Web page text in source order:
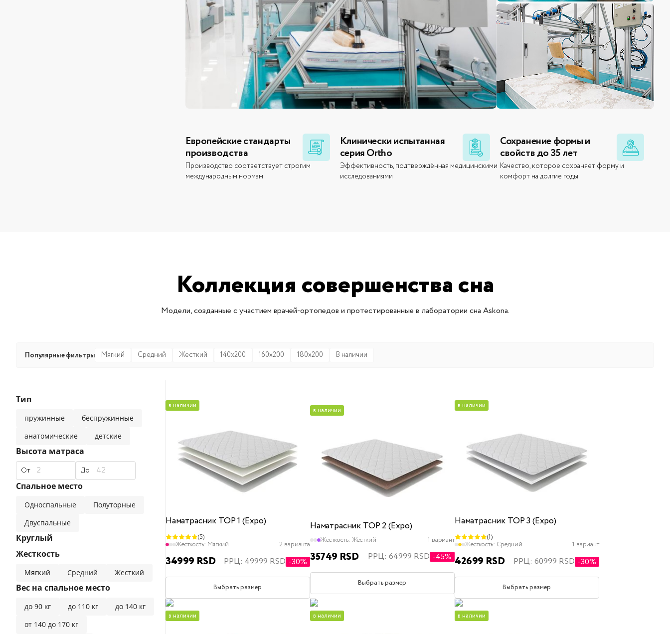
Европейские стандарты
производства
Производство соответствует строгим
международным нормам
Клинически испытанная
серия Ortho
Эффективность, подтверждённая медицинскими
исследованиями
Сохранение формы и
свойств до 35 лет
Качество, которое сохраняет форму и
комфорт на долгие годы
Коллекция совершенства сна
Модели, созданные с участием врачей-ортопедов и протестированные в лаборатории сна Askona.
Популярные фильтры Мягкий Средний Жесткий 140x200 160x200 180x200 В наличии
Тип
пружинные
беспружинные
анатомические
детские
Высота матраса
От До
Спальное место
Односпальные
Полуторные
Двуспальные
Круглый
Жесткость
Мягкий Средний Жесткий
Вес на спальное место
до 90 кг до 110 кг
до 140 кг
от 140 до 170 кг
в наличии
Наматрасник TOP 1 (Expo)
(5)
Жесткость: Мягкий 2 варианта
34999 RSD РРЦ: 49999 RSD -30%
Выбрать размер
в наличии
Наматрасник TOP 2 (Expo)
Жесткость: Жесткий 1 вариант
35749 RSD РРЦ: 64999 RSD -45%
Выбрать размер
в наличии
Наматрасник TOP 3 (Expo)
(1)
Жесткость: Средний 1 вариант
42699 RSD РРЦ: 60999 RSD -30%
Выбрать размер
в наличии в наличии в наличии